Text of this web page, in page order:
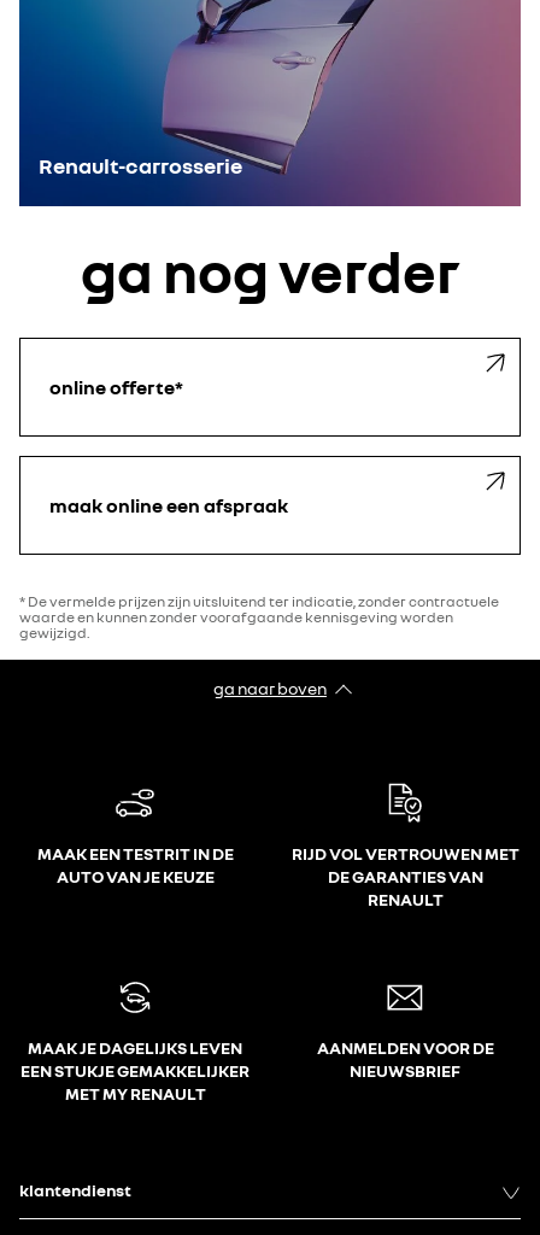
Renault-carrosserie
ga nog verder
online offerte*
maak online een afspraak
* De vermelde prijzen zijn uitsluitend ter indicatie, zonder contractuele
waarde en kunnen zonder voorafgaande kennisgeving worden
gewijzigd.
ga naar boven
MAAK EEN TESTRIT IN DE
AUTO VAN JE KEUZE
RIJD VOL VERTROUWEN MET
DE GARANTIES VAN
RENAULT
MAAK JE DAGELIJKS LEVEN
EEN STUKJE GEMAKKELIJKER
MET MY RENAULT
AANMELDEN VOOR DE
NIEUWSBRIEF
klantendienst